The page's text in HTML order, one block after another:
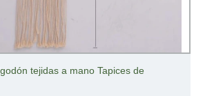
tejidas a mano Tapices de